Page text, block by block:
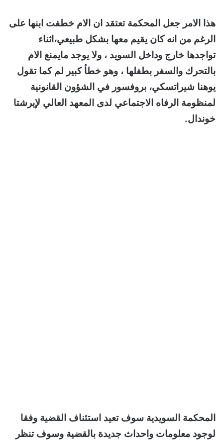
هذا الامر جعل المحكمة تعتقد ان الام خطفت ابنها على
الرغم من انه كان يقيم معها بشكل طبيعي،اثناء
تواجدها خارج وداخل السويد ، ولا يوجد مايمنع الام
بالتحرك والسفر بطفلها ، وهو خطأ كبير لم كما تقول
يوهنا شيراتسكي، بروفسور في الشؤون القانونية
لمنظومة الرفاه الاجتماعي لدى المعهد العالي لإيرشتا
خوندال.
المحكمة السويدية سوف تعيد استئناف القضية وفقا
لوجود معلومات واحداث جديدة بالقضية وسوف تنظر